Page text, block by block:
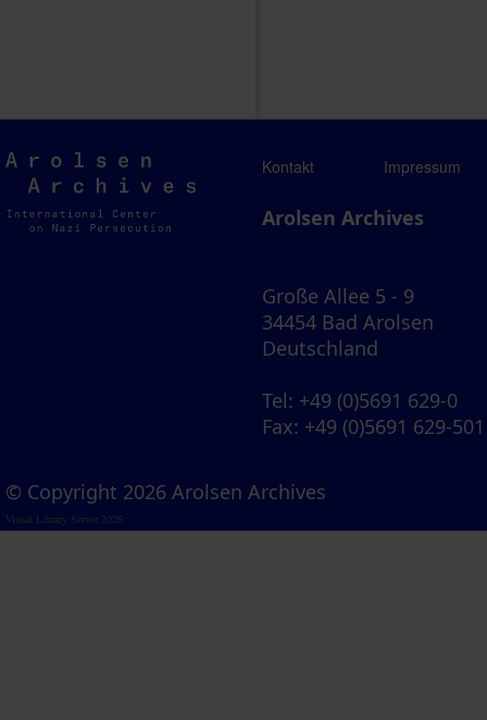
Arolsen
Archives
Kontakt Impressum
Arolsen Archives
Große Allee 5 - 9
34454 Bad Arolsen
Deutschland
Tel: +49 (0)5691 629-0
Fax: +49 (0)5691 629-501
© Copyright 2026 Arolsen Archives
Visual Library Server 2026